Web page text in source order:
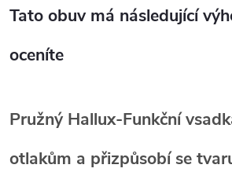
Tato obuv má následující
oceníte
Pružný Hallux‑Funkční
otlakům a přizpůsobí se